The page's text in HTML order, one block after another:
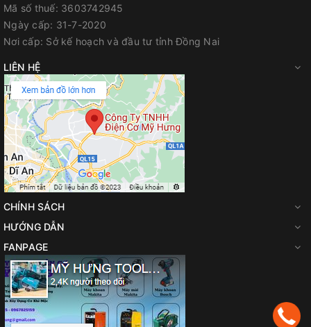
Mã số thuế: 3603742945
Ngày cấp: 31-7-2020
Nơi cấp: Sở kế hoạch và đầu tư tỉnh Đồng Nai
LIÊN HỆ
CHÍNH SÁCH
HƯỚNG DẪN
FANPAGE